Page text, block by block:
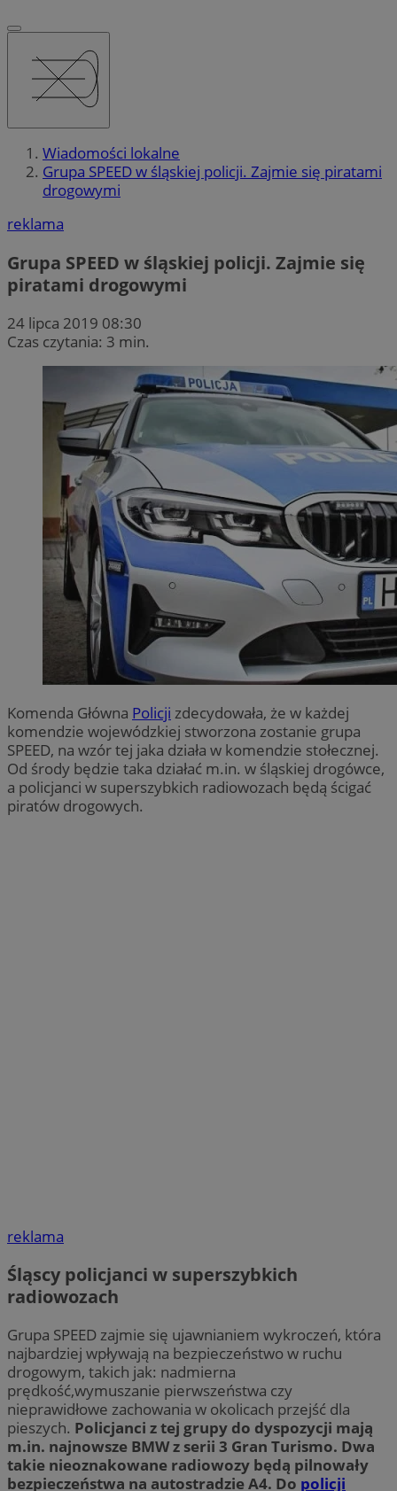
Wiadomości lokalne
Grupa SPEED w śląskiej policji. Zajmie się piratami
drogowymi
reklama
Grupa SPEED w śląskiej policji. Zajmie się
piratami drogowymi
24 lipca 2019 08:30
Czas czytania: 3 min.
Komenda Główna Policji zdecydowała, że w każdej
komendzie wojewódzkiej stworzona zostanie grupa
SPEED, na wzór tej jaka działa w komendzie stołecznej.
Od środy będzie taka działać m.in. w śląskiej drogówce,
a policjanci w superszybkich radiowozach będą ścigać
piratów drogowych.
reklama
Śląscy policjanci w superszybkich
radiowozach
Grupa SPEED zajmie się ujawnianiem wykroczeń, która
najbardziej wpływają na bezpieczeństwo w ruchu
drogowym, takich jak: nadmierna
prędkość,wymuszanie pierwszeństwa czy
nieprawidłowe zachowania w okolicach przejść dla
pieszych. Policjanci z tej grupy do dyspozycji mają
m.in. najnowsze BMW z serii 3 Gran Turismo. Dwa
takie nieoznakowane radiowozy będą pilnowały
bezpieczeństwa na autostradzie A4. Do policji